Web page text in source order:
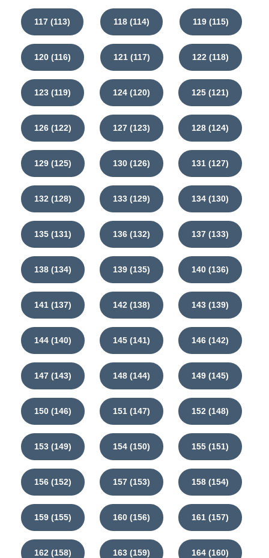
117 (113) 118 (114) 119 (115)
120 (116) 121 (117) 122 (118)
123 (119) 124 (120) 125 (121)
126 (122) 127 (123) 128 (124)
129 (125) 130 (126) 131 (127)
132 (128) 133 (129) 134 (130)
135 (131) 136 (132) 137 (133)
138 (134) 139 (135) 140 (136)
141 (137) 142 (138) 143 (139)
144 (140) 145 (141) 146 (142)
147 (143) 148 (144) 149 (145)
150 (146) 151 (147) 152 (148)
153 (149) 154 (150) 155 (151)
156 (152) 157 (153) 158 (154)
159 (155) 160 (156) 161 (157)
162 (158) 163 (159) 164 (160)